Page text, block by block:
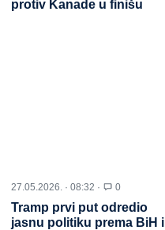
protiv Kanade u finišu
27.05.2026. · 08:32 · 0
Tramp prvi put odredio
jasnu politiku prema BiH i